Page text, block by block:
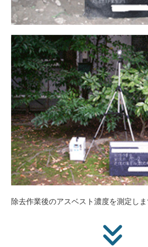
除去作業後のアスベスト濃度を測定しま